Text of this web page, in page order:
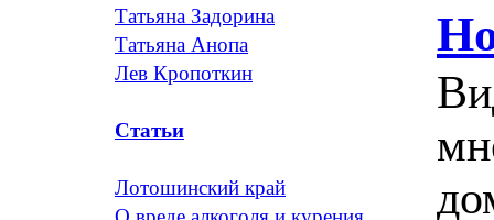
Татьяна Задорина
Татьяна Анопа
Лев Кропоткин
Статьи
Лотошинский край